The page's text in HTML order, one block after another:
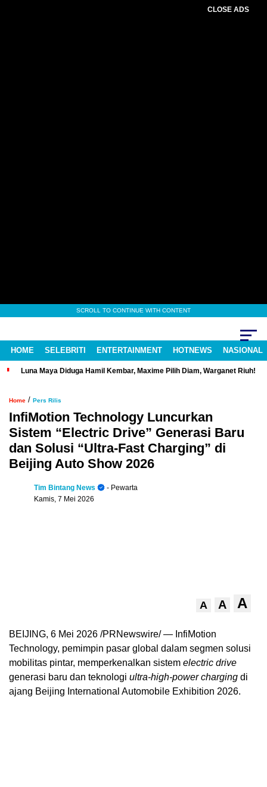
CLOSE ADS
SCROLL TO CONTINUE WITH CONTENT
HOME SELEBRITI ENTERTAINMENT HOTNEWS NASIONAL
Luna Maya Diduga Hamil Kembar, Maxime Pilih Diam, Warganet Riuh!
Home / Pers Rilis
InfiMotion Technology Luncurkan
Sistem “Electric Drive” Generasi Baru
dan Solusi “Ultra-Fast Charging” di
Beijing Auto Show 2026
Tim Bintang News
- Pewarta
Kamis, 7 Mei 2026
A A A
BEIJING, 6 Mei 2026 /PRNewswire/ — InfiMotion
Technology, pemimpin pasar global dalam segmen solusi
mobilitas pintar, memperkenalkan sistem electric drive
generasi baru dan teknologi ultra-high-power charging di
ajang Beijing International Automobile Exhibition 2026.